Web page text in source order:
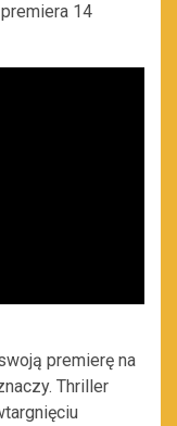
14
premierę na
Thriller